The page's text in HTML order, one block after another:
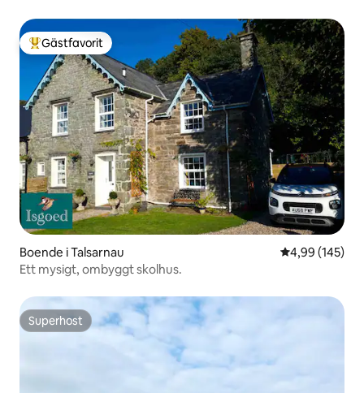
Populär gästfavorit
Gästfavorit
Boende i Talsarnau 4,99 av 5 i
4,99 (145)
Ett mysigt, ombyggt skolhus.
Superhost
Superhost